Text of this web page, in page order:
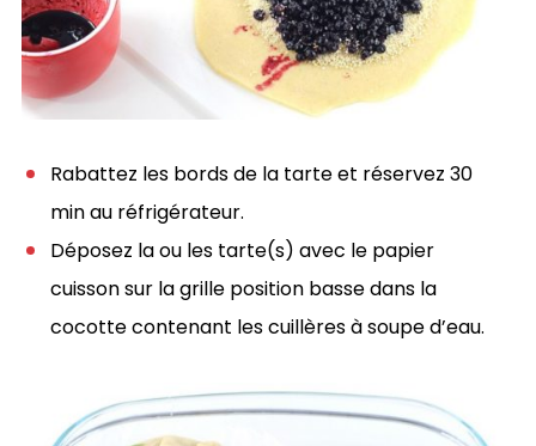
Rabattez les bords de la tarte et réservez 30
min au réfrigérateur.
Déposez la ou les tarte(s) avec le papier
cuisson sur la grille position basse dans la
cocotte contenant les cuillères à soupe d’eau.